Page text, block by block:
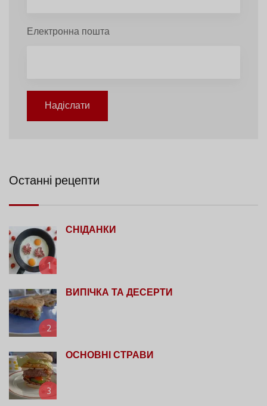
Електронна пошта
Надіслати
Останні рецепти
1
СНІДАНКИ
2
ВИПІЧКА ТА ДЕСЕРТИ
3
ОСНОВНІ СТРАВИ